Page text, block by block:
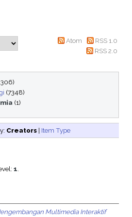
Atom
RSS 1.0
RSS 2.0
(7348)
(1)
Creators | Item Type
1
Multimedia Interaktif